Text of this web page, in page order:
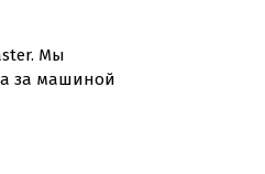
Мы
за машиной